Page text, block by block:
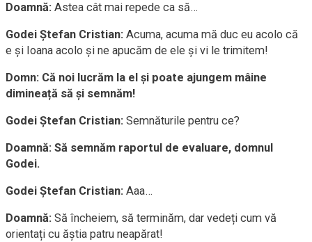
Doamnă: Astea cât mai repede ca să…
Godei Ștefan Cristian: Acuma, acuma mă duc eu acolo că
e și Ioana acolo și ne apucăm de ele și vi le trimitem!
Domn: Că noi lucrăm la el și poate ajungem mâine
dimineață să și semnăm!
Godei Ștefan Cristian: Semnăturile pentru ce?
Doamnă: Să semnăm raportul de evaluare, domnul
Godei.
Godei Ștefan Cristian: Aaa…
Doamnă: Să încheiem, să terminăm, dar vedeți cum vă
orientați cu ăștia patru neapărat!